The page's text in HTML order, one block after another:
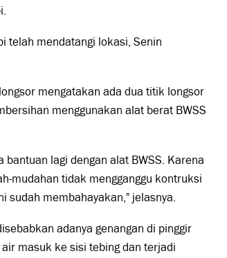
telah mendatangi lokasi, Senin
mengatakan ada dua titik longsor
menggunakan alat berat BWSS
lagi dengan alat BWSS. Karena
mudahan tidak mengganggu kontruksi
sudah membahayakan," jelasnya.
adanya genangan di pinggir
masuk ke sisi tebing dan terjadi